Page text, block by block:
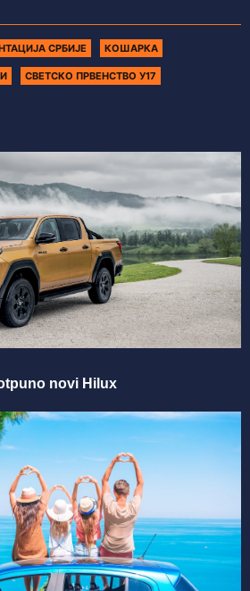
СРБИЈЕ КОШАРКА
СВЕТСКО ПРВЕНСТВО У17
novi Hilux